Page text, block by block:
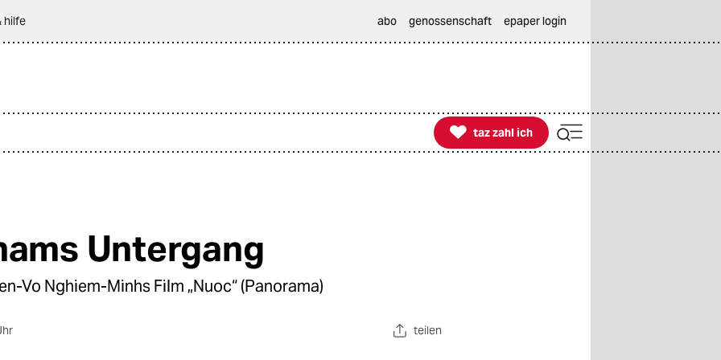
hilfe abo genossenschaft epaper login

taz zahl ich
taz zahl ich
Untergang
Vo Nghiem-Minhs Film „Nuoc“ (Panorama)
teilen